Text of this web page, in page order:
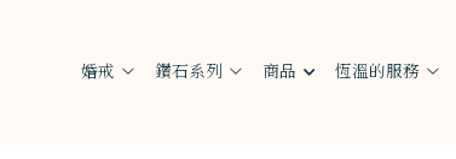
婚戒 鑽石系列 商品 恆溫的服務